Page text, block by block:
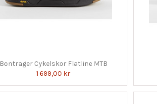
Bontrager Cykelskor Flatline MTB
1 699,00 kr